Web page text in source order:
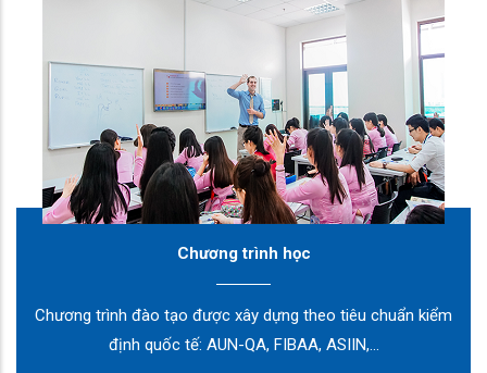
Chương trình học
Chương trình đào tạo được xây dựng theo tiêu chuẩn kiểm
định quốc tế: AUN-QA, FIBAA, ASIIN,...